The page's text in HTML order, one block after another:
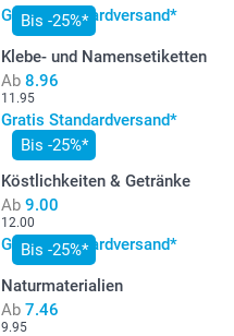
Gratis Standardversand*
Bis -25%*
Klebe- und Namensetiketten
Ab 8.96
11.95
Gratis Standardversand*
Bis -25%*
Köstlichkeiten & Getränke
Ab 9.00
12.00
Gratis Standardversand*
Bis -25%*
Naturmaterialien
Ab 7.46
9.95